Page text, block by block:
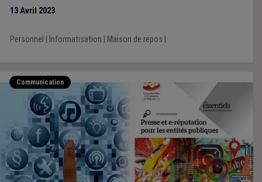
13 Avril 2023
Personnel Informatisation Maison de repos
Communication